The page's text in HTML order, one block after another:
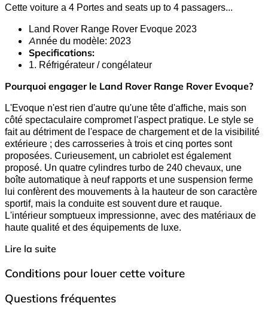
Cette voiture a 4 Portes and seats up to 4 passagers...
Land Rover Range Rover Evoque 2023
Année du modèle: 2023
Specifications:
1. Réfrigérateur / congélateur
Pourquoi engager le Land Rover Range Rover Evoque?
L'Evoque n'est rien d'autre qu'une tête d'affiche, mais son
côté spectaculaire compromet l'aspect pratique. Le style se
fait au détriment de l'espace de chargement et de la visibilité
extérieure ; des carrosseries à trois et cinq portes sont
proposées. Curieusement, un cabriolet est également
proposé. Un quatre cylindres turbo de 240 chevaux, une
boîte automatique à neuf rapports et une suspension ferme
lui confèrent des mouvements à la hauteur de son caractère
sportif, mais la conduite est souvent dure et rauque.
L'intérieur somptueux impressionne, avec des matériaux de
haute qualité et des équipements de luxe.
Lire la suite
Conditions pour louer cette voiture
Questions fréquentes